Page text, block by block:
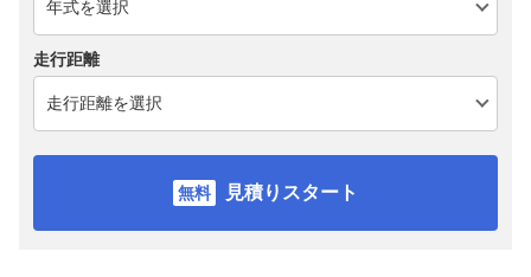
走行距離
見積りスタート